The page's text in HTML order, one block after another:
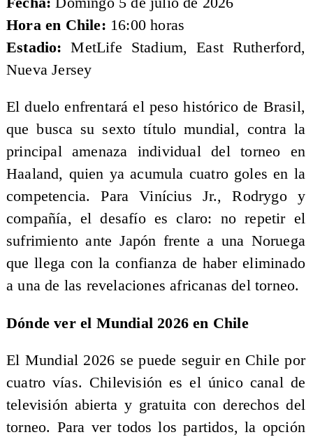
Hora en Chile: 16:00 horas
Estadio: MetLife Stadium, East Rutherford,
Nueva Jersey
El duelo enfrentará el peso histórico de Brasil,
que busca su sexto título mundial, contra la
principal amenaza individual del torneo en
Haaland, quien ya acumula cuatro goles en la
competencia. Para Vinícius Jr., Rodrygo y
compañía, el desafío es claro: no repetir el
sufrimiento ante Japón frente a una Noruega
que llega con la confianza de haber eliminado
a una de las revelaciones africanas del torneo.
Dónde ver el Mundial 2026 en Chile
El Mundial 2026 se puede seguir en Chile por
cuatro vías. Chilevisión es el único canal de
televisión abierta y gratuita con derechos del
torneo. Para ver todos los partidos, la opción